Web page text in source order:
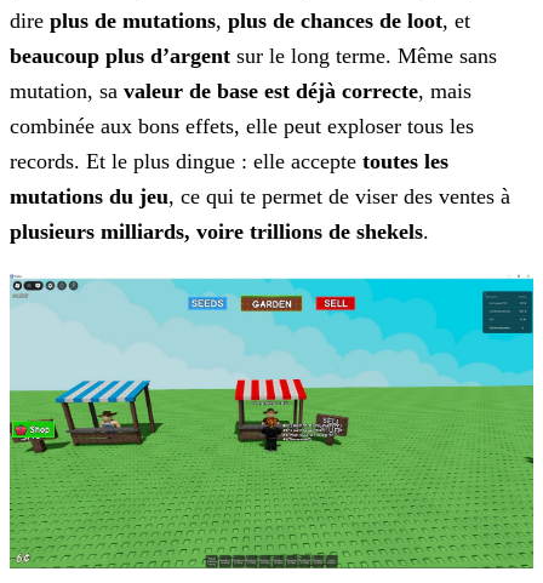
dire plus de mutations, plus de chances de loot, et
beaucoup plus d’argent sur le long terme. Même sans
mutation, sa valeur de base est déjà correcte, mais
combinée aux bons effets, elle peut exploser tous les
records. Et le plus dingue : elle accepte toutes les
mutations du jeu, ce qui te permet de viser des ventes à
plusieurs milliards, voire trillions de shekels.